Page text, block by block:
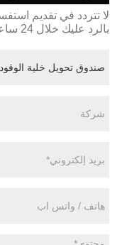
لا تتردد في تقديم
بالرد عليك خلال 24 ساعة.